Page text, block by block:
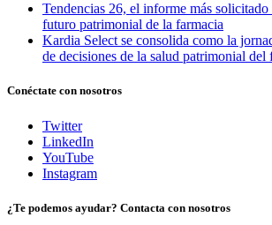
Tendencias 26, el informe más
futuro patrimonial de la farmacia
Kardia Select se consolida como la
de decisiones de la salud patrimonial del
Conéctate con nosotros
Twitter
LinkedIn
YouTube
Instagram
¿Te podemos ayudar? Contacta con nosotros